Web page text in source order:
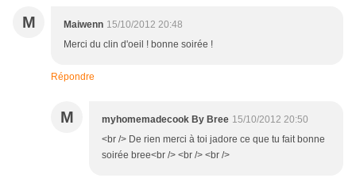
M Maiwenn 15/10/2012 20:48
Merci du clin d'oeil ! bonne soirée !
Répondre
M myhomemadecook By Bree 15/10/2012 20:50
<br /> De rien merci à toi jadore ce que tu fait bonne
soirée bree<br /> <br /> <br />